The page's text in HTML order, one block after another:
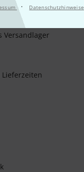
· Datenschutzhinweise
Versandlager